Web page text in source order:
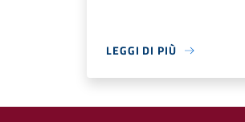
LEGGI DI PIÙ